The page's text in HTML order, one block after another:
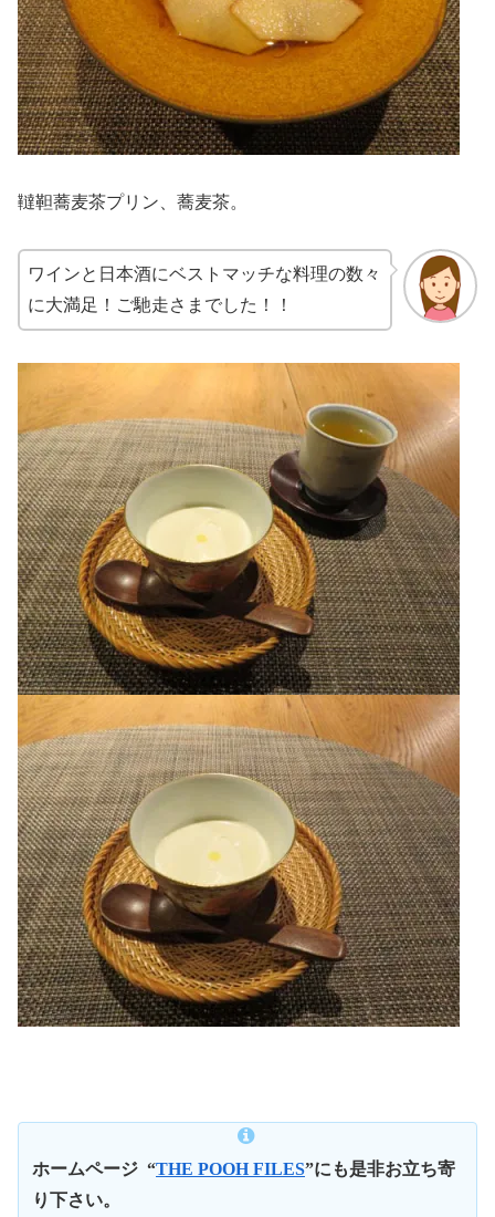
韃靼蕎麦茶プリン、蕎麦茶。
ワインと日本酒にベストマッチな料理の数々
に大満足！ご馳走さまでした！！
ホームページ “THE POOH FILES”にも是非お立ち寄
り下さい。